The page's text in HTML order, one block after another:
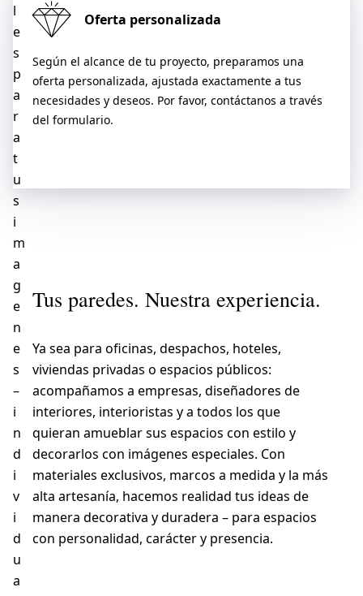
l
e
s
p
a
r
a
t
u
s
i
m
a
g
e
n
e
s
–
i
n
d
i
v
i
d
u
a
Oferta personalizada
Según el alcance de tu proyecto, preparamos una
oferta personalizada, ajustada exactamente a tus
necesidades y deseos. Por favor, contáctanos a través
del formulario.
Tus paredes. Nuestra experiencia.
Ya sea para oficinas, despachos, hoteles,
viviendas privadas o espacios públicos:
acompañamos a empresas, diseñadores de
interiores, interioristas y a todos los que
quieran amueblar sus espacios con estilo y
decorarlos con imágenes especiales. Con
materiales exclusivos, marcos a medida y la más
alta artesanía, hacemos realidad tus ideas de
manera decorativa y duradera – para espacios
con personalidad, carácter y presencia.